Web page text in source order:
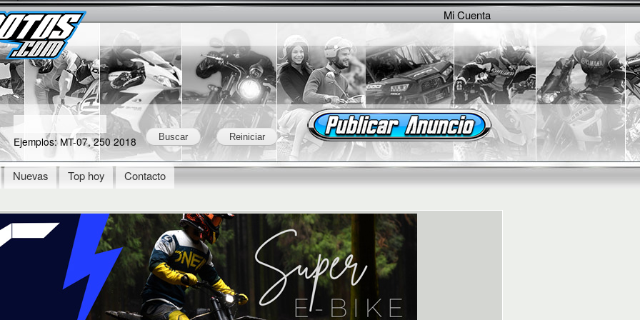
Skip to
main
content
Ejemplos: MT-07, 250 2018
Nuevas Top hoy Contacto
Secondary menu Mi Cuenta